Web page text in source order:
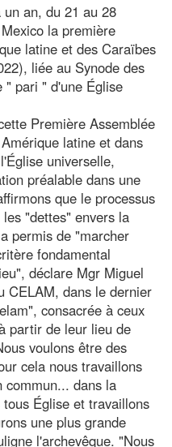
an, du 21 au 28
la première
latine et des Caraïbes
liée au Synode des
" pari " d'une Église
Première Assemblée
latine et dans
universelle,
préalable dans une
que le processus
"dettes" envers la
permis de "marcher
fondamental
déclare Mgr Miguel
CELAM, dans le dernier
consacrée à ceux
partir de leur lieu de
voulons être des
cela nous travaillons
commun... dans la
Église et travaillons
une plus grande
l'archevêque. "Nous